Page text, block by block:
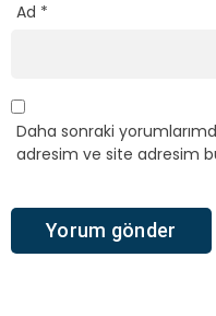
Ad *
Daha sonraki
adresim ve site adresim